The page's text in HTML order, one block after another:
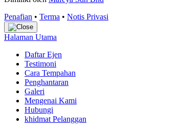
Penafian • Terma • Notis Privasi
Halaman Utama
Daftar Ejen
Testimoni
Cara Tempahan
Penghantaran
Galeri
Mengenai Kami
Hubungi
khidmat Pelanggan